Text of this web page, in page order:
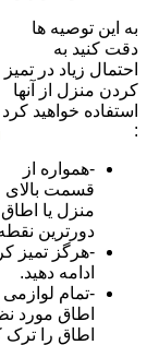
به این توصیه ها
دقت کنید به
احتمال زیاد در تمیز
کردن منزل از آنها
استفاده خواهید کرد
:
-همواره از
قسمت بالای
منزل یا
دورترین
-هرگز تمیز
ادامه دهید.
-تمام لوازمی
اطاق مورد
اطاق را ترک